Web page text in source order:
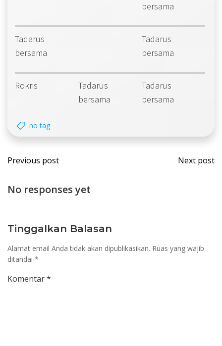
bersama
Tadarus
bersama
Tadarus
bersama
Rokris
Tadarus
bersama
Tadarus
bersama
no tag
Post
navigation
Previous post
Post
Next post
No responses yet
Tinggalkan Balasan
Alamat email Anda tidak akan dipublikasikan. Ruas yang wajib
ditandai *
Komentar*